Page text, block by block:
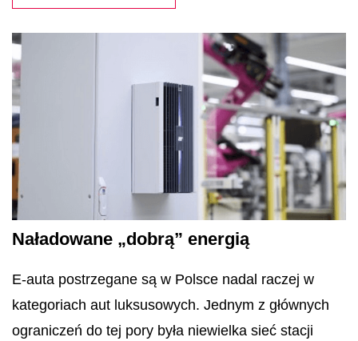
Naładowane „dobrą” energią
E-auta postrzegane są w Polsce nadal raczej w
kategoriach aut luksusowych. Jednym z głównych
ograniczeń do tej pory była niewielka sieć stacji